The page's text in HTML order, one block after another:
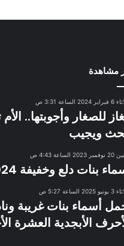
مشاهدة
الساعة 3:31 ص
للصغار وأجوبتها..
ويجيب
الساعة 4:43 ص
بنات دلع وخفيفة 2024
الساعة 5:27 ص
أسماء بنات غريبة
الأبجدية العشرة